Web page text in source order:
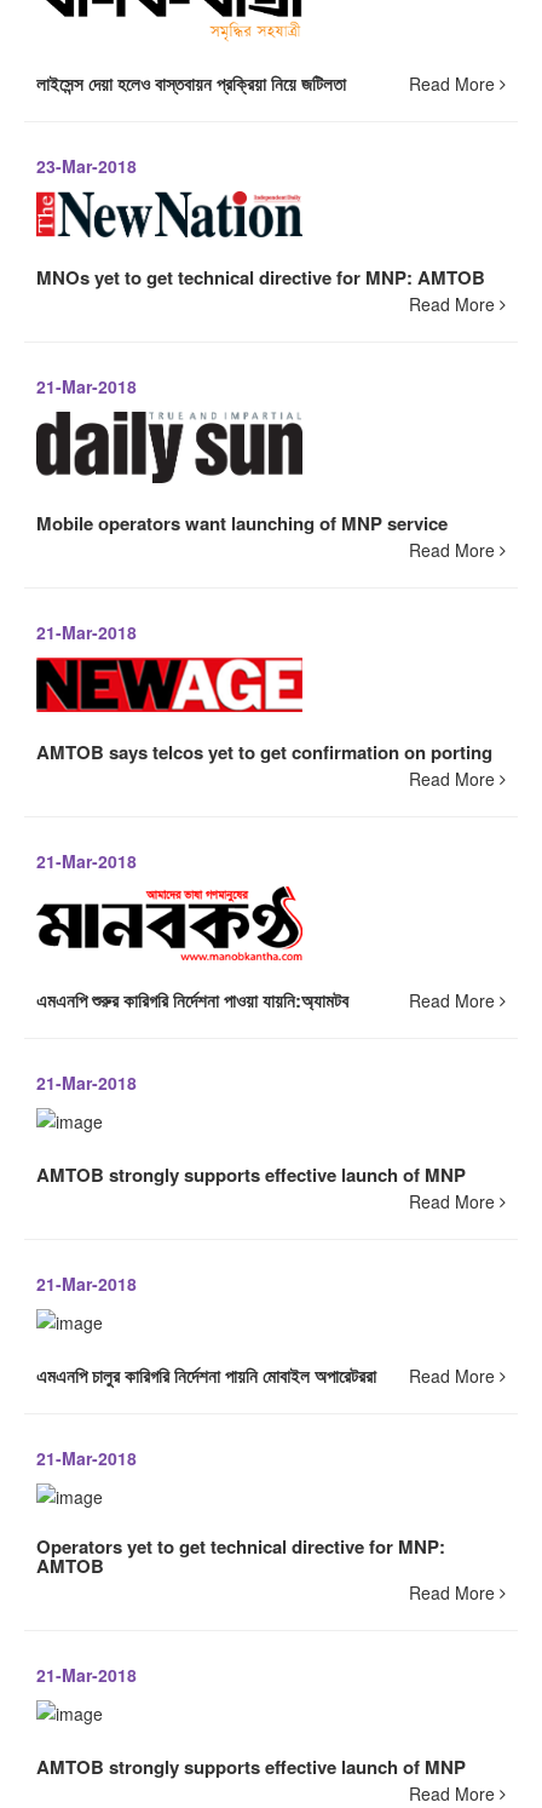
লাইসেন্স দেয়া হলেও বাস্তবায়ন প্রক্রিয়া নিয়ে জটিলতা Read More
23-Mar-2018
MNOs yet to get technical directive for MNP: AMTOB
Read More
21-Mar-2018
Mobile operators want launching of MNP service
Read More
21-Mar-2018
AMTOB says telcos yet to get confirmation on porting
Read More
21-Mar-2018
এমএনপি শুরুর কারিগরি নির্দেশনা পাওয়া যায়নি:অ্যামটব Read More
21-Mar-2018
AMTOB strongly supports effective launch of MNP
Read More
21-Mar-2018
এমএনপি চালুর কারিগরি নির্দেশনা পায়নি মোবাইল অপারেটররা Read More
21-Mar-2018
Operators yet to get technical directive for MNP:
AMTOB
Read More
21-Mar-2018
AMTOB strongly supports effective launch of MNP
Read More